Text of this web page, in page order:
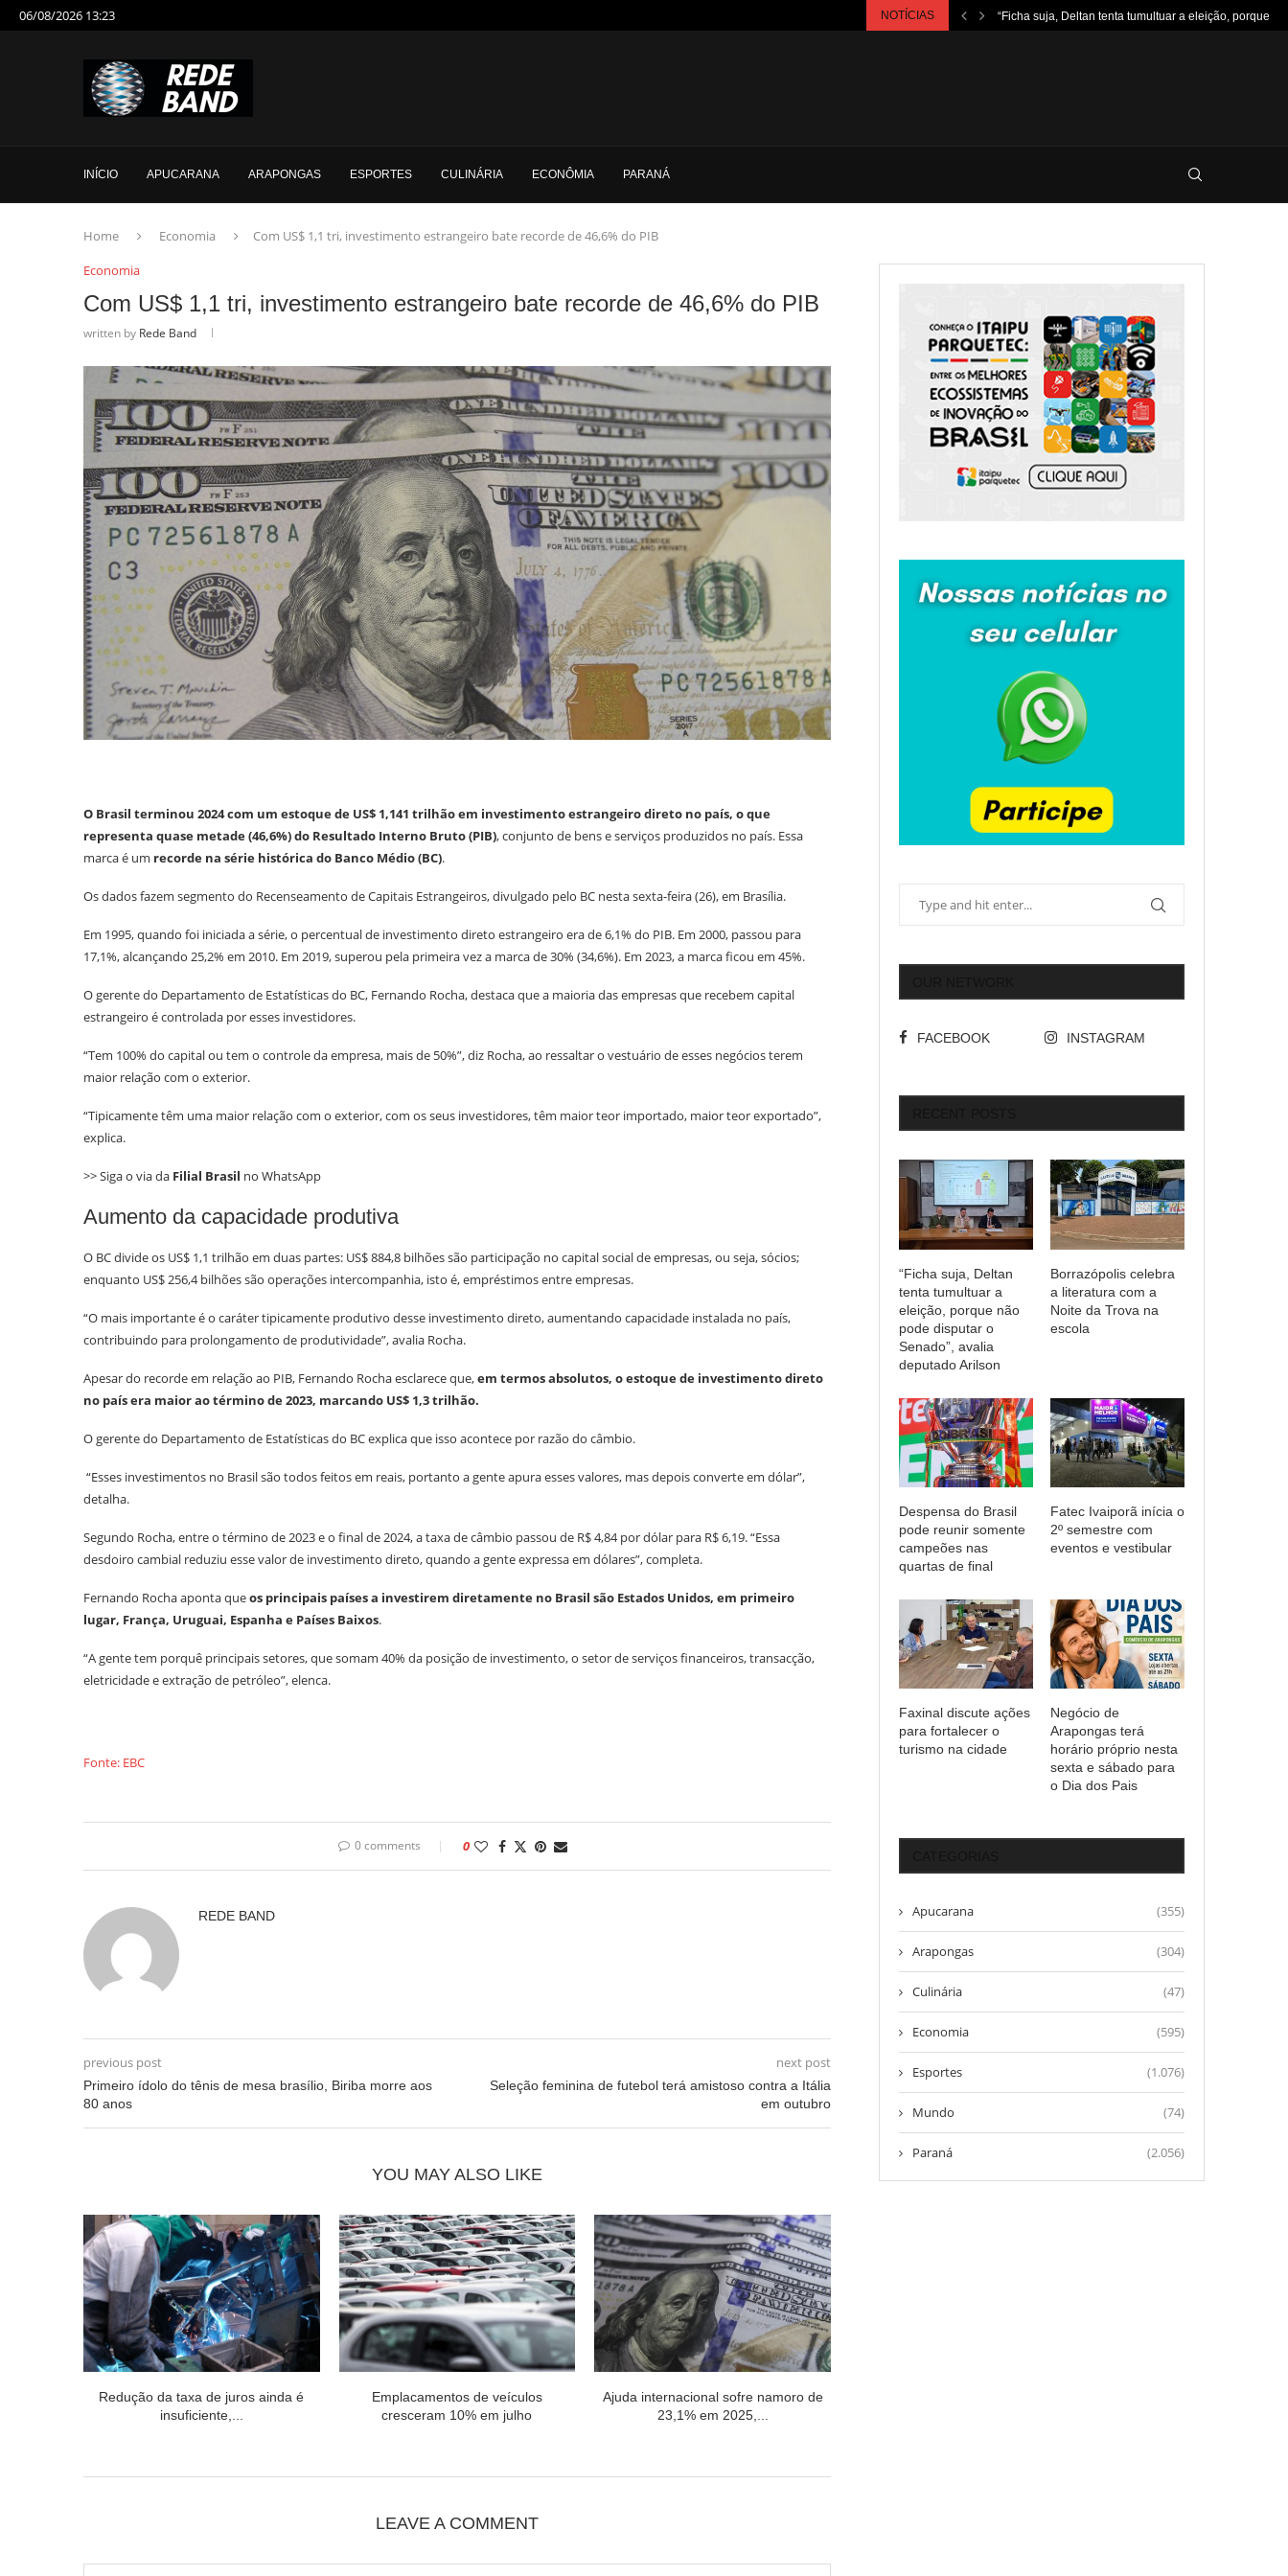
06/08/2026 13:23 NOTÍCIAS “Ficha suja, Deltan tenta tumultuar a eleição, porque...
INÍCIO APUCARANA ARAPONGAS ESPORTES CULINÁRIA ECONÔMIA PARANÁ
Home Economia
Com US$ 1,1 tri, investimento estrangeiro bate recorde de 46,6% do PIB
Economia
Com US$ 1,1 tri, investimento estrangeiro bate recorde de 46,6% do PIB
written by Rede Band
O Brasil terminou 2024 com um estoque de US$ 1,141 trilhão em investimento estrangeiro direto no país, o que
representa quase metade (46,6%) do Resultado Interno Bruto (PIB), conjunto de bens e serviços produzidos no país. Essa
marca é um recorde na série histórica do Banco Médio (BC).
Os dados fazem segmento do Recenseamento de Capitais Estrangeiros, divulgado pelo BC nesta sexta-feira (26), em Brasília.
Em 1995, quando foi iniciada a série, o percentual de investimento direto estrangeiro era de 6,1% do PIB. Em 2000, passou para
17,1%, alcançando 25,2% em 2010. Em 2019, superou pela primeira vez a marca de 30% (34,6%). Em 2023, a marca ficou em 45%.
O gerente do Departamento de Estatísticas do BC, Fernando Rocha, destaca que a maioria das empresas que recebem capital
estrangeiro é controlada por esses investidores.
“Tem 100% do capital ou tem o controle da empresa, mais de 50%”, diz Rocha, ao ressaltar o vestuário de esses negócios terem
maior relação com o exterior.
“Tipicamente têm uma maior relação com o exterior, com os seus investidores, têm maior teor importado, maior teor exportado”,
explica.
>> Siga o via da Filial Brasil no WhatsApp
Aumento da capacidade produtiva
O BC divide os US$ 1,1 trilhão em duas partes: US$ 884,8 bilhões são participação no capital social de empresas, ou seja, sócios;
enquanto US$ 256,4 bilhões são operações intercompanhia, isto é, empréstimos entre empresas.
“O mais importante é o caráter tipicamente produtivo desse investimento direto, aumentando capacidade instalada no país,
contribuindo para prolongamento de produtividade”, avalia Rocha.
Apesar do recorde em relação ao PIB, Fernando Rocha esclarece que,em termos absolutos, o estoque de investimento direto
no país era maior ao término de 2023, marcando US$ 1,3 trilhão.
O gerente do Departamento de Estatísticas do BC explica que isso acontece por razão do câmbio.
“Esses investimentos no Brasil são todos feitos em reais, portanto a gente apura esses valores, mas depois converte em dólar”,
detalha.
Segundo Rocha, entre o término de 2023 e o final de 2024, a taxa de câmbio passou de R$ 4,84 por dólar para R$ 6,19. “Essa
desdoiro cambial reduziu esse valor de investimento direto, quando a gente expressa em dólares”, completa.
Fernando Rocha aponta queos principais países a investirem diretamente no Brasil são Estados Unidos, em primeiro
lugar, França, Uruguai, Espanha e Países Baixos.
“A gente tem porquê principais setores, que somam 40% da posição de investimento, o setor de serviços financeiros, transacção,
eletricidade e extração de petróleo”, elenca.
Fonte: EBC
0 comments 0
REDE BAND
previous post
Primeiro ídolo do tênis de mesa brasílio, Biriba morre aos
80 anos
next post
Seleção feminina de futebol terá amistoso contra a Itália
em outubro
YOU MAY ALSO LIKE
Redução da taxa de juros ainda é
insuficiente,...
Emplacamentos de veículos
cresceram 10% em julho
Ajuda internacional sofre namoro de
23,1% em 2025,...
LEAVE A COMMENT
FACEBOOK INSTAGRAM
“Ficha suja, Deltan
tenta tumultuar a
eleição, porque não
pode disputar o
Senado”, avalia
deputado Arilson
Borrazópolis celebra
a literatura com a
Noite da Trova na
escola
Despensa do Brasil
pode reunir somente
campeões nas
quartas de final
Fatec Ivaiporã inícia o
2º semestre com
eventos e vestibular
Faxinal discute ações
para fortalecer o
turismo na cidade
Negócio de
Arapongas terá
horário próprio nesta
sexta e sábado para
o Dia dos Pais
Apucarana (355)
Arapongas (304)
Culinária (47)
Economia (595)
Esportes (1.076)
Mundo (74)
Paraná (2.056)